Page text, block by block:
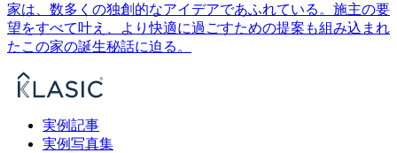
家は、数多くの独創的なアイデアであふれている。施主の要
望をすべて叶え、より快適に過ごすための提案も組み込まれ
たこの家の誕生秘話に迫る。
実例記事
実例写真集